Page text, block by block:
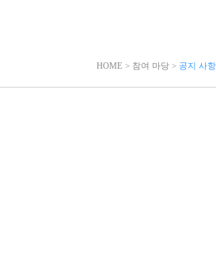
HOME > 참여 마당 > 공지 사항